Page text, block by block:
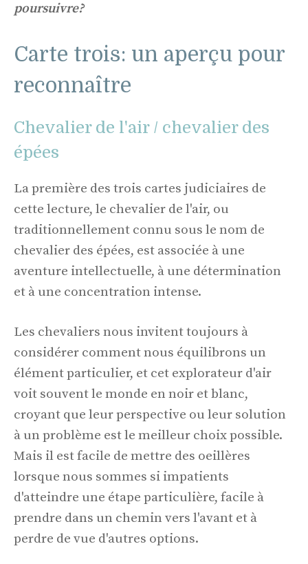
poursuivre?
Carte trois: un aperçu pour
reconnaître
Chevalier de l'air / chevalier des
épées
La première des trois cartes judiciaires de
cette lecture, le chevalier de l'air, ou
traditionnellement connu sous le nom de
chevalier des épées, est associée à une
aventure intellectuelle, à une détermination
et à une concentration intense.
Les chevaliers nous invitent toujours à
considérer comment nous équilibrons un
élément particulier, et cet explorateur d'air
voit souvent le monde en noir et blanc,
croyant que leur perspective ou leur solution
à un problème est le meilleur choix possible.
Mais il est facile de mettre des oeillères
lorsque nous sommes si impatients
d'atteindre une étape particulière, facile à
prendre dans un chemin vers l'avant et à
perdre de vue d'autres options.